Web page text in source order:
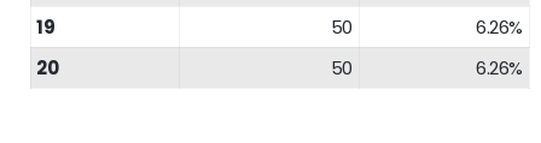
19
50
6.26%
20
50 6.26%